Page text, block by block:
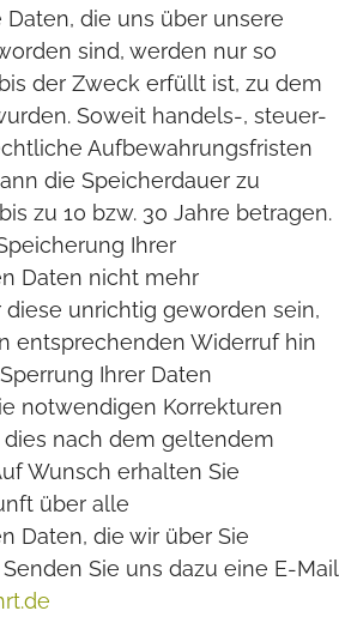
die uns über unsere
sind, werden nur so
der Zweck erfüllt ist, zu dem
Soweit handels-, steuer-
Aufbewahrungsfristen
die Speicherdauer zu
zu 10 bzw. 30 Jahre betragen.
Ihrer
Daten nicht mehr
unrichtig geworden sein,
entsprechenden Widerruf hin
Ihrer Daten
notwendigen Korrekturen
nach dem geltendem
Wunsch erhalten Sie
über alle
Daten, die wir über Sie
Sie uns dazu eine E-Mail